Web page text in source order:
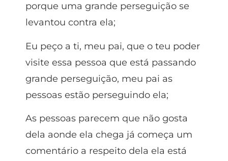
porque uma grande perseguição se
levantou contra ela;
Eu peço a ti, meu pai, que o teu poder
visite essa pessoa que está passando
grande perseguição, meu pai as
pessoas estão perseguindo ela;
As pessoas parecem que não gosta
dela aonde ela chega já começa um
comentário a respeito dela ela está